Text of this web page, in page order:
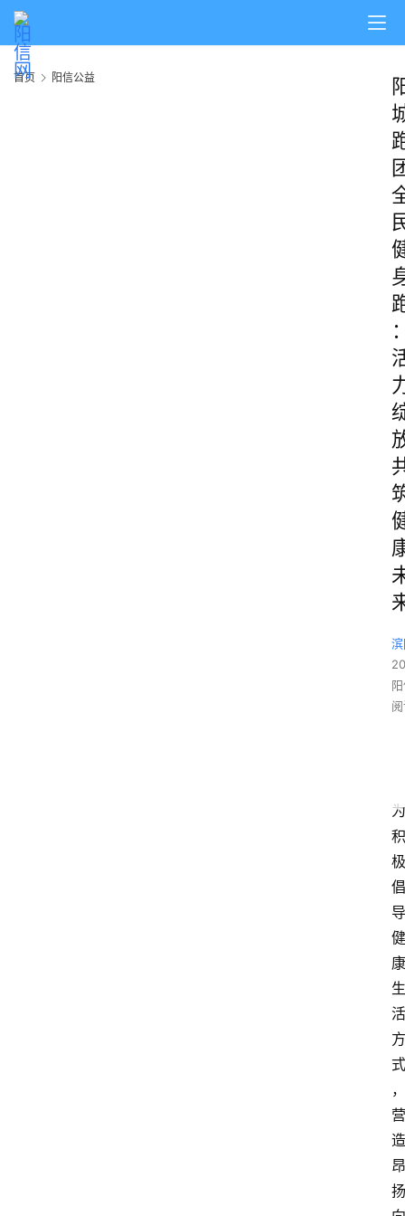
首页 阳信公益
为
积
极
倡
导
健
康
生
活
方
式
，
营
造
昂
扬